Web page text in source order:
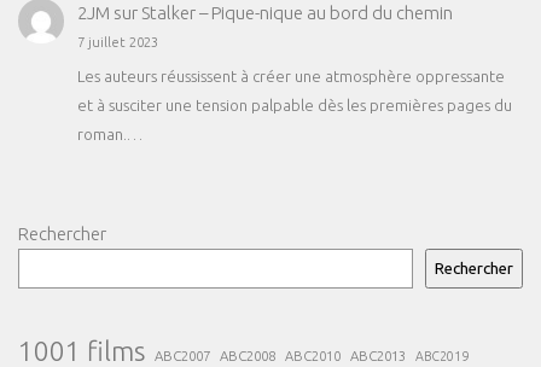
2JM sur Stalker – Pique-nique au bord du chemin
7 juillet 2023
Les auteurs réussissent à créer une atmosphère oppressante
et à susciter une tension palpable dès les premières pages du
roman.…
Rechercher
Rechercher
1001 films ABC2007 ABC2008 ABC2010 ABC2013 ABC2019